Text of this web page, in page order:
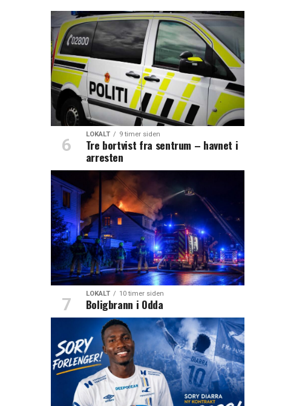
LOKALT 9 timer siden
Tre bortvist fra sentrum – havnet i
arresten
LOKALT 10 timer siden
Boligbrann i Odda